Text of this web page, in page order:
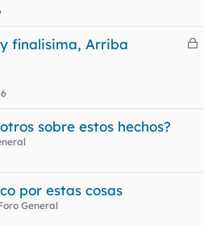
C
a
finalisima, Arriba
sobre estos hechos?
por estas cosas
General